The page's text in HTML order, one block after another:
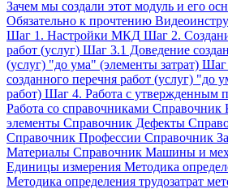
Зачем мы создали этот модуль и его
Обязательно к прочтению
Шаг 1. Настройки МКД Шаг 2.
работ (услуг) Шаг 3.1 Доведение
(услуг) "до ума" (элементы затрат) Шаг
созданного перечня работ (услуг) "до
работ) Шаг 4. Работа с утвержденным
Работа со справочниками Справочник
элементы Справочник Дефекты
Справочник Профессии Справочник
Материалы Справочник Машины и
Единицы измерения Методика
Методика определения трудозатрат